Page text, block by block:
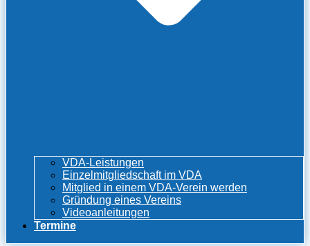
VDA-Leistungen
Einzelmitgliedschaft im VDA
Mitglied in einem VDA-Verein werden
Gründung eines Vereins
Videoanleitungen
Termine